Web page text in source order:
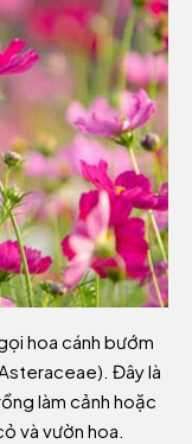
hoa cánh bướm
Đây là
làm cảnh hoặc
và vườn hoa.